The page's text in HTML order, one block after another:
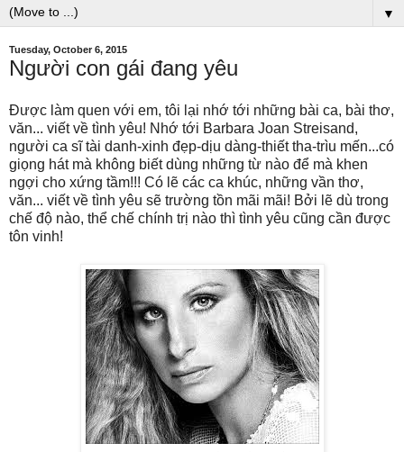
▼
Tuesday, October 6, 2015
Người con gái đang yêu
Được làm quen với em, tôi lại nhớ tới những bài ca, bài thơ,
văn... viết về tình yêu! Nhớ tới Barbara Joan Streisand,
người ca sĩ tài danh-xinh đẹp-dịu dàng-thiết tha-trìu mến...có
giọng hát mà không biết dùng những từ nào để mà khen
ngợi cho xứng tầm!!! Có lẽ các ca khúc, những vần thơ,
văn... viết về tình yêu sẽ trường tồn mãi mãi! Bởi lẽ dù trong
chế độ nào, thể chế chính trị nào thì tình yêu cũng cần được
tôn vinh!